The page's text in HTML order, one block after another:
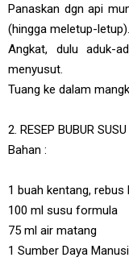
Panaskan dgn api
(hingga meletup-letup).
Angkat, dulu aduk-
menyusut.
Tuang ke dalam
2. RESEP BUBUR
Bahan :
1 buah kentang,
100 ml susu formula
75 ml air matang
1 Sumber Daya